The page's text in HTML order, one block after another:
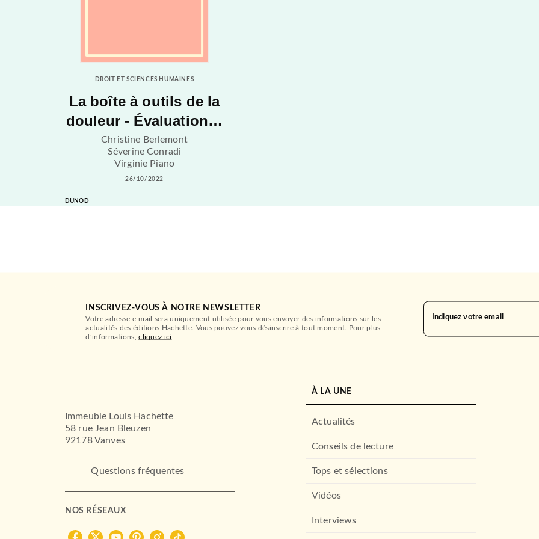
DROIT ET SCIENCES HUMAINES
La boîte à outils de la
douleur - Évaluation…
Christine Berlemont
Séverine Conradi
Virginie Piano
26/10/2022
DUNOD
INSCRIVEZ-VOUS À NOTRE NEWSLETTER
Votre adresse e-mail sera uniquement utilisée pour vous envoyer des informations sur les
actualités des éditions Hachette. Vous pouvez vous désinscrire à tout moment. Pour plus
d’informations,cliquez ici
Indiquez votre email
Immeuble Louis Hachette
58 rue Jean Bleuzen
92178 Vanves
Questions fréquentes
NOS RÉSEAUX
À LA UNE
Actualités
Conseils de lecture
Tops et sélections
Vidéos
Interviews